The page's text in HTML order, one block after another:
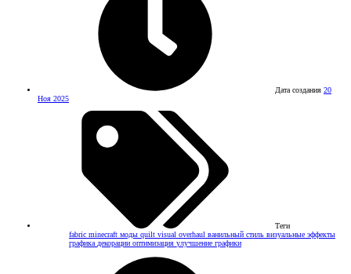
Дата создания 20
Ноя 2025
Теги
fabric minecraft моды quilt visual overhaul ванильный стиль визуальные эффекты
графика декорации оптимизация улучшение графики